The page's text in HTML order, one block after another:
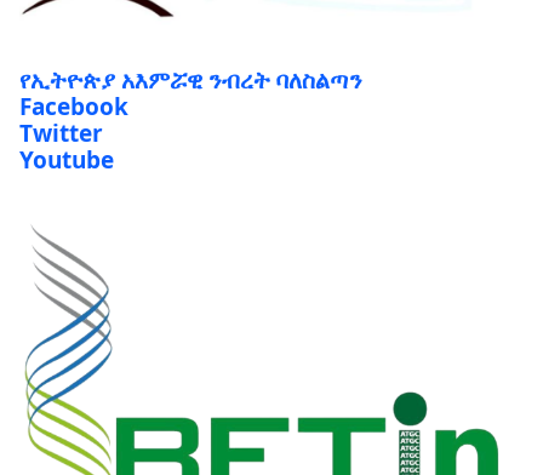
የኢትዮጵያ አእምሯዊ ንብረት ባለስልጣን
Facebook
Twitter
Youtube